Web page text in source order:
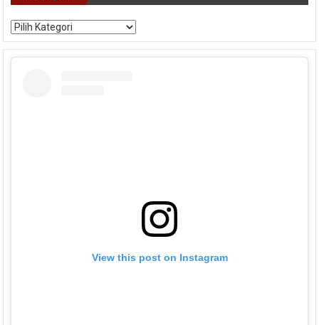
Kategori
View this post on Instagram